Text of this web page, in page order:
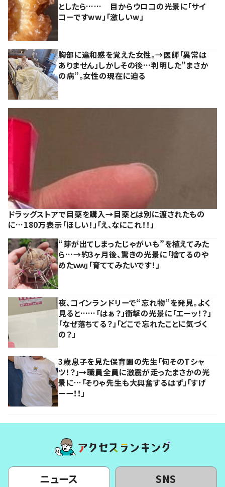
としたら…… 目からウロコの光景に「サイ
コーですww」「激しいw」
胸部に違和感を覚えた女性。→医師「異常は
ありません」しかしその後…判明した”まさか
の病”。女性の現在に迫る
ドラッグストアで目薬を購入→目薬とは別に渡されたもの
に…180万表示「ほしい！」「え、なにこれ！！」
“芽が出てしまったじゃがいも”を植えてみた
ら…→約3ヶ月後、驚きの光景に「捨てるのや
めたｗｗ」「育ててみたいです！」
夜、コインランドリーで“忘れ物”を発見。よく
見ると……「はぁ？」衝撃の光景に「エーッ！？」
「なぜ落ちてる？」「どこで忘れたことに気づく
の？」
3歳息子を見た保育園の先生「何そのTシャ
ツ！？」→職員全員に激震が走ったまさかの光
景に…「そりゃ先生も大興奮するはず」「すげ
ーー！！」
ニュース SNS